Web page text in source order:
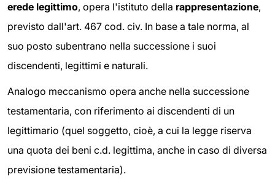
erede legittimo, opera l'istituto della rappresentazione,
previsto dall'art. 467 cod. civ. In base a tale norma, al
suo posto subentrano nella successione i suoi
discendenti, legittimi e naturali.
Analogo meccanismo opera anche nella successione
testamentaria, con riferimento ai discendenti di un
legittimario (quel soggetto, cioè, a cui la legge riserva
una quota dei beni c.d. legittima, anche in caso di diversa
previsione testamentaria).